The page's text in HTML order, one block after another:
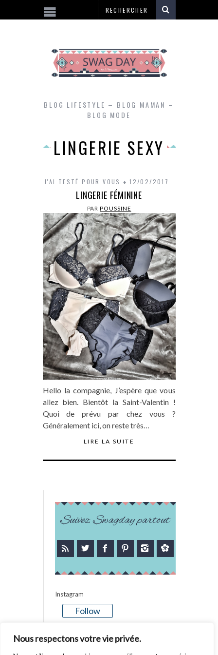
Nous respectons votre vie privée.
BLOG LIFESTYLE – BLOG MAMAN –
BLOG MODE
LINGERIE SEXY
J'AI TESTÉ POUR VOUS 12/02/2017
LINGERIE FÉMININE
PARPOUSSINE
Hello la compagnie, J’espère que vous
allez bien. Bientôt la Saint-Valentin !
Quoi de prévu par chez vous ?
Généralement ici, on reste très…
LIRE LA SUITE
Suivez Swagday partout
Instagram
Follow